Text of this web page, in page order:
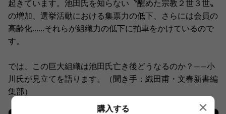
起きています。池田氏を知らない〝醒めた宗教２世３世〟
の増加、選挙活動における集票力の低下、さらには会員の
高齢化……それらが組織力の低下に拍車をかけているので
す。
では、この巨大組織は池田氏亡き後どうなるのか？――小
川氏が見立てを語ります。（聞き手：織田甫・文春新書編
集部）
購入する